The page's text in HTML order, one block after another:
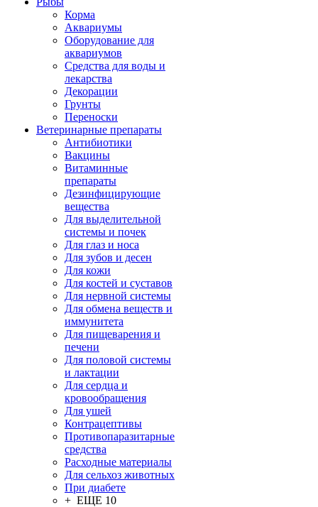
Корма
Аквариумы
Оборудование для
аквариумов
Средства для воды и
лекарства
Декорации
Грунты
Переноски
Ветеринарные препараты
Антибиотики
Вакцины
Витаминные
препараты
Дезинфицирующие
вещества
Для выделительной
системы и почек
Для глаз и носа
Для зубов и десен
Для кожи
Для костей и суставов
Для нервной системы
Для обмена веществ и
иммунитета
Для пищеварения и
печени
Для половой системы
и лактации
Для сердца и
кровообращения
Для ушей
Контрацептивы
Противопаразитарные
средства
Расходные материалы
Для сельхоз животных
При диабете
+ ЕЩЕ 10